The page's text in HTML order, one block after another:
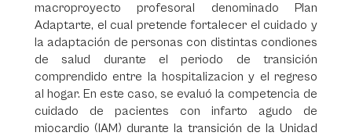
macroproyecto profesoral denominado Plan
Adaptarte, el cual pretende fortalecer el cuidado y
la adaptación de personas con distintas condiones
de salud durante el periodo de transición
comprendido entre la hospitalizacion y el regreso
al hogar. En este caso, se evaluó la competencia de
cuidado de pacientes con infarto agudo de
miocardio (IAM) durante la transición de la Unidad